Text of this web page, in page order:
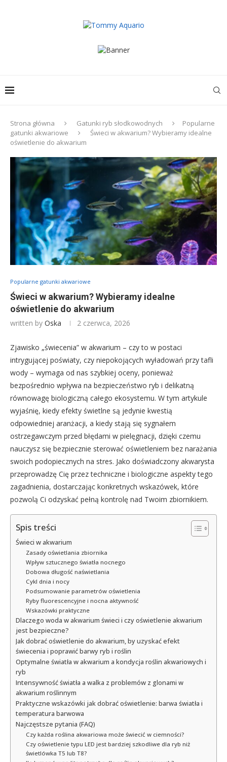
Strona główna Gatunki ryb słodkowodnych
Popularne
gatunki akwariowe
Świeci w akwarium? Wybieramy idealne
oświetlenie do akwarium
Popularne gatunki akwariowe
Świeci w akwarium? Wybieramy idealne
oświetlenie do akwarium
written by Oska 2 czerwca, 2026
Zjawisko „świecenia” w akwarium – czy to w postaci
intrygującej poświaty, czy niepokojących wyładowań przy tafli
wody – wymaga od nas szybkiej oceny, ponieważ
bezpośrednio wpływa na bezpieczeństwo ryb i delikatną
równowagę biologiczną całego ekosystemu. W tym artykule
wyjaśnię, kiedy efekty świetlne są jedynie kwestią
odpowiedniej aranżacji, a kiedy stają się sygnałem
ostrzegawczym przed błędami w pielęgnacji, dzięki czemu
nauczysz się bezpiecznie sterować oświetleniem bez narażania
swoich podopiecznych na stres. Jako doświadczony akwarysta
przeprowadzę Cię przez techniczne i biologiczne aspekty tego
zagadnienia, dostarczając konkretnych wskazówek, które
pozwolą Ci odzyskać pełną kontrolę nad Twoim zbiornikiem.
Spis treści
Świeci w akwarium
Zasady oświetlania zbiornika
Wpływ sztucznego światła nocnego
Dobowa długość naświetlania
Cykl dnia i nocy
Podsumowanie parametrów oświetlenia
Ryby fluorescencyjne i nocna aktywność
Wskazówki praktyczne
Dlaczego woda w akwarium świeci i czy oświetlenie akwarium
jest bezpieczne?
Jak dobrać oświetlenie do akwarium, by uzyskać efekt
świecenia i poprawić barwy ryb i roślin
Optymalne światła w akwarium a kondycja roślin akwariowych i
ryb
Intensywność światła a walka z problemów z glonami w
akwarium roślinnym
Praktyczne wskazówki jak dobrać oświetlenie: barwa światła i
temperatura barwowa
Najczęstsze pytania (FAQ)
Czy każda roślina akwariowa może świecić w ciemności?
Czy oświetlenie typu LED jest bardziej szkodliwe dla ryb niż
świetlówka T5 lub T8?